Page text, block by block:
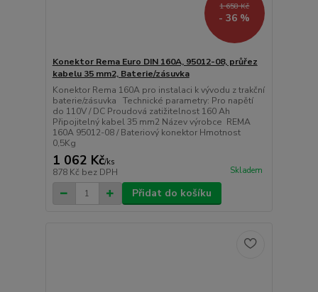
1 658 Kč
- 36 %
Konektor Rema Euro DIN 160A, 95012-08, průřez
kabelu 35 mm2, Baterie/zásuvka
Konektor Rema 160A pro instalaci k vývodu z trakční
baterie/zásuvka Technické parametry: Pro napětí
do 110V / DC Proudová zatižitelnost 160 Ah
Připojitelný kabel 35 mm2 Název výrobce REMA
160A 95012-08 / Bateriový konektor Hmotnost
0,5Kg
1 062 Kč/ks
878 Kč bez DPH Skladem
Přidat do košíku